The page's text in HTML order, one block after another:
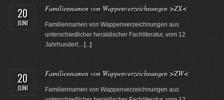
20
JUNI
Familiennamen von Wappenverzeichnungen >ZX<
Familiennamen von Wappenverzeichnungen aus
unterschiedlicher heraldischer Fachliteratur, vom 12.
Jahrhundert... [...]
20
JUNI
Familiennamen von Wappenverzeichnungen >ZW<
Familiennamen von Wappenverzeichnungen aus